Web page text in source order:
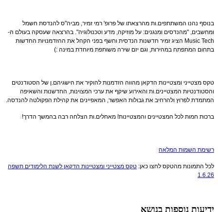
בנוסף נהנו המשתתפים.ות מהרצאתו של פרופ' רמי זמיר, מביה"ס להנדסת חשמל
ומחשבים, "מהנדסים ומנגנים: על מוזיקה, מדע וטכנולוגיה". בהרצאה שעסקה בעולם ה-
Music Tech הציג זמיר חדשנות הנדסית וחשף בפני הקהל את ההזדמנויות החדשות
בתחום המתפתח במהירות, וגם יזם שירה משותפת מיוחדת במינה :)
טקס מצטייני ומצטיינות הדקאן מהווה הזדמנות להוקיר את הישגיהם.ן של הסטודנטים
והסטודנטיות המצטיינים.ות והאירוע שיקף את ערכי המצוינות, החדשנות והשאיפה
המתמדת לפרוץ ולהרחיב את גבולות האפשר, המאפיינים את קהילת הפקולטה להנדסה.
ברכות חמות לכל המצטיינים והמצטיינות! מאחלים.ות הצלחה רבה בהמשך הדרך!
רשימת השמות המלאה
לכל התמונות מהטקס לחצו כאן: טקס מצטייני ומצטיינות הדקאן לשנת הלימודים תשפה
1.6.26
ידיעות נוספות בנושא